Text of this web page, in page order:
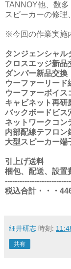
TANNOY他、数
スピーカーの修理
※今回の作業実施
タンジェンシャル
クロスエッジ新品
ダンパー新品交換
ウーファーリード
ウーファーボイス
キャビネット再研
バックボードビス
ネットワークコン
内部配線テフロン
大型スピーカー端
引上げ送料
梱包、配送、設置
---------------------------
税込合計・・・
細井研志 時刻:
共有